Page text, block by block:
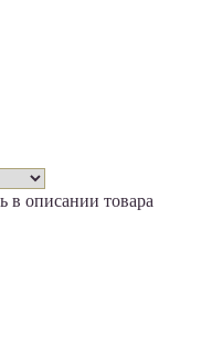
в описании товара